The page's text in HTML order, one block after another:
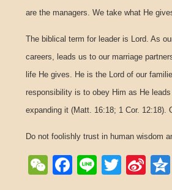
are the managers. We take what He
The biblical term for leader is Lord. As
careers, leads us to our marriage
life He gives. He is the Lord of our
responsibility is to obey Him as He
expanding it (Matt. 16:18; 1 Cor.
Do not foolishly trust in human wisdom
WeChat
Facebook
LineTwitter